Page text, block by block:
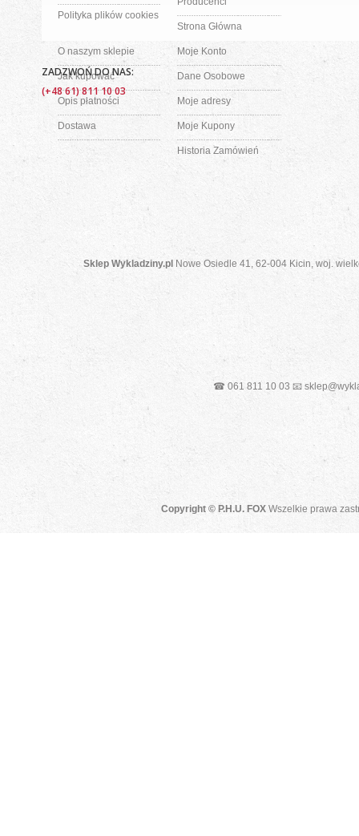
Polityka plików cookies
Strona Główna
O naszym sklepie
Jak kupować
Opis płatności
Dostawa
Moje Konto
Dane Osobowe
Moje adresy
Moje Kupony
Historia Zamówień
Sklep Wykladziny.pl Nowe Osiedle 41, 62-004 Kicin, woj.
☎ 061 811 10 03 📧
Copyright © P.H.U. FOX Wszelkie prawa
ZADZWOŃ DO NAS:
(+48 61) 811 10 03